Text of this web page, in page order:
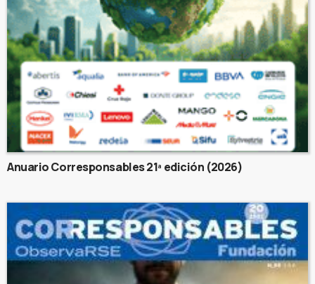
Anuario Corresponsables 21ª edición (2026)